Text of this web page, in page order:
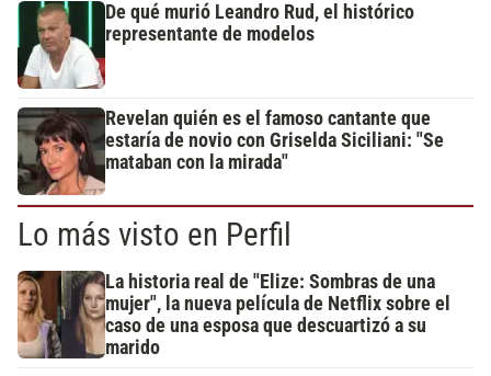
De qué murió Leandro Rud, el histórico
representante de modelos
Revelan quién es el famoso cantante que
estaría de novio con Griselda Siciliani: "Se
mataban con la mirada"
Lo más visto en Perfil
La historia real de "Elize: Sombras de una
mujer", la nueva película de Netflix sobre el
caso de una esposa que descuartizó a su
marido